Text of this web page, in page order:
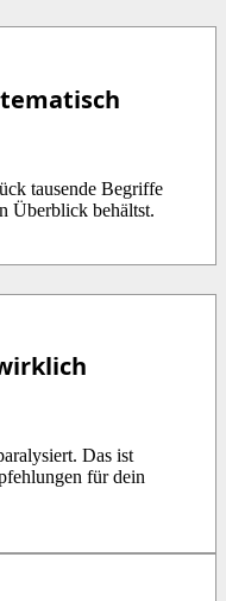
tausende Begriffe
Überblick behältst.
Das ist
für dein